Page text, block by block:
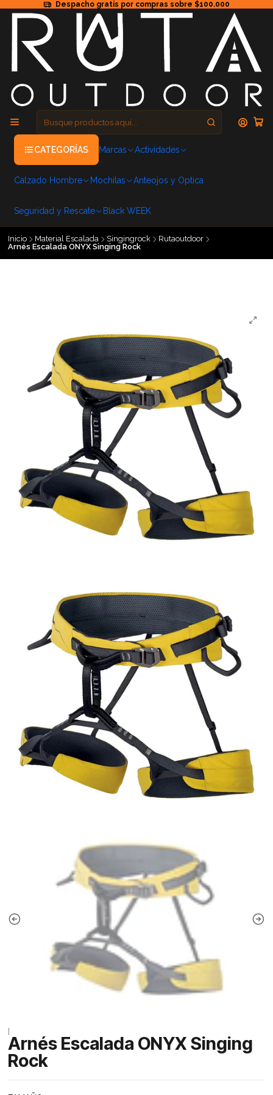
Despacho gratis por compras sobre $100.000
CATEGORÍAS Marcas Actividades
Calzado Hombre Mochilas Anteojos y Optica
Seguridad y Rescate Black WEEK
Inicio Material Escalada Singingrock
Rutaoutdoor
Arnés Escalada ONYX Singing Rock
Arnés Escalada ONYX Singing
Rock